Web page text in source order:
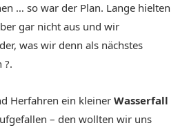
… so war der Plan. Lange hielten
gar nicht aus und wir
was wir denn als nächstes
?.
Herfahren ein kleinerWasserfall
– den wollten wir uns